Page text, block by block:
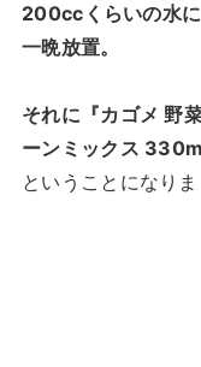
200ccくらいの水
一晩放置。
それに『カゴメ 野
ーンミックス
ということになり